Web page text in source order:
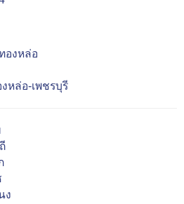
องหล่อ
หล่อ-เพชรบุรี
ง